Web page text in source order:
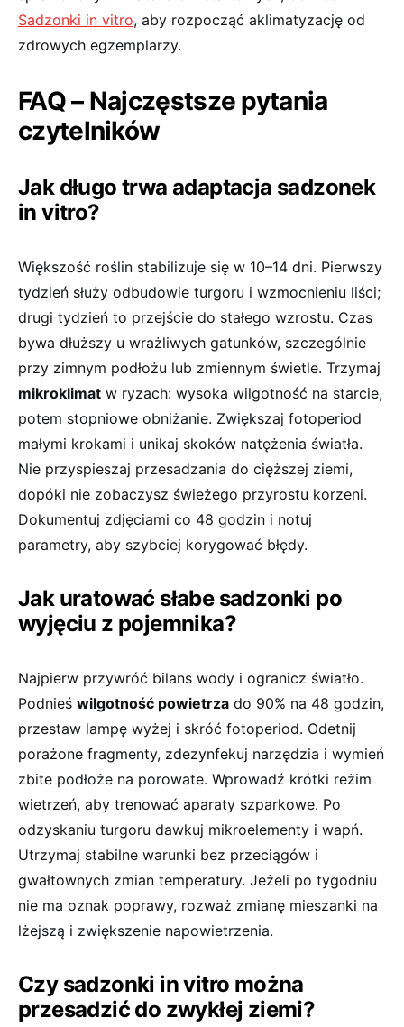
Sadzonki in vitro, aby rozpocząć aklimatyzację od
zdrowych egzemplarzy.
FAQ – Najczęstsze pytania
czytelników
Jak długo trwa adaptacja sadzonek
in vitro?
Większość roślin stabilizuje się w 10–14 dni. Pierwszy
tydzień służy odbudowie turgoru i wzmocnieniu liści;
drugi tydzień to przejście do stałego wzrostu. Czas
bywa dłuższy u wrażliwych gatunków, szczególnie
przy zimnym podłożu lub zmiennym świetle. Trzymaj
mikroklimat w ryzach: wysoka wilgotność na starcie,
potem stopniowe obniżanie. Zwiększaj fotoperiod
małymi krokami i unikaj skoków natężenia światła.
Nie przyspieszaj przesadzania do cięższej ziemi,
dopóki nie zobaczysz świeżego przyrostu korzeni.
Dokumentuj zdjęciami co 48 godzin i notuj
parametry, aby szybciej korygować błędy.
Jak uratować słabe sadzonki po
wyjęciu z pojemnika?
Najpierw przywróć bilans wody i ogranicz światło.
Podnieś wilgotność powietrza do 90% na 48 godzin,
przestaw lampę wyżej i skróć fotoperiod. Odetnij
porażone fragmenty, zdezynfekuj narzędzia i wymień
zbite podłoże na porowate. Wprowadź krótki reżim
wietrzeń, aby trenować aparaty szparkowe. Po
odzyskaniu turgoru dawkuj mikroelementy i wapń.
Utrzymaj stabilne warunki bez przeciągów i
gwałtownych zmian temperatury. Jeżeli po tygodniu
nie ma oznak poprawy, rozważ zmianę mieszanki na
lżejszą i zwiększenie napowietrzenia.
Czy sadzonki in vitro można
przesadzić do zwykłej ziemi?